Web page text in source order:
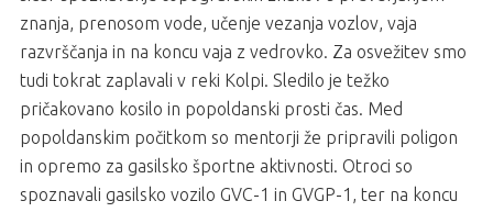
znanja, prenosom vode, učenje vezanja vozlov, vaja
razvrščanja in na koncu vaja z vedrovko. Za osvežitev smo
tudi tokrat zaplavali v reki Kolpi. Sledilo je težko
pričakovano kosilo in popoldanski prosti čas. Med
popoldanskim počitkom so mentorji že pripravili poligon
in opremo za gasilsko športne aktivnosti. Otroci so
spoznavali gasilsko vozilo GVC-1 in GVGP-1, ter na koncu